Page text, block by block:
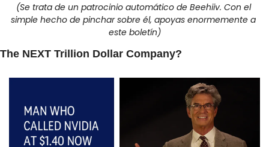
(Se trata de un patrocinio automático de Beehiiv. Con el
simple hecho de pinchar sobre él, apoyas enormemente a
este boletín)
The NEXT Trillion Dollar Company?